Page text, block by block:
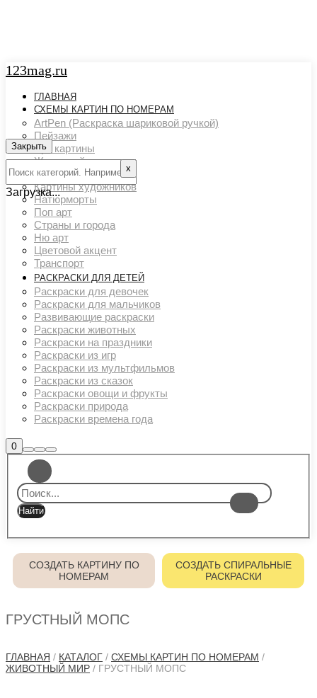
123mag.ru
ГЛАВНАЯ
СХЕМЫ КАРТИН ПО НОМЕРАМ
ArtPen (Раскраска шариковой ручкой)
Пейзажи
Арт картины
Животный мир
Люди
Картины художников
Натюрморты
Поп арт
Страны и города
Ню арт
Цветовой акцент
Транспорт
РАСКРАСКИ ДЛЯ ДЕТЕЙ
Раскраски для девочек
Раскраски для мальчиков
Развивающие раскраски
Раскраски животных
Раскраски на праздники
Раскраски из игр
Раскраски из мультфильмов
Раскраски из сказок
Раскраски овощи и фрукты
Раскраски природа
Раскраски времена года
0Боковая
панель
магазина
Найти
Больше
информации
Главное
меню
СОЗДАТЬ КАРТИНУ ПО
НОМЕРАМ
СОЗДАТЬ СПИРАЛЬНЫЕ
РАСКРАСКИ
ГРУСТНЫЙ МОПС
ГЛАВНАЯ / КАТАЛОГ / СХЕМЫ КАРТИН ПО НОМЕРАМ /
ЖИВОТНЫЙ МИР / ГРУСТНЫЙ МОПС
Закрыть
х
Загрузка...